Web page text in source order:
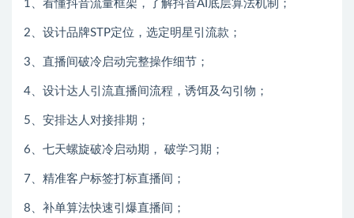
1、看懂抖音流量框架，了解抖音AI底层算法机制；
2、设计品牌STP定位，选定明星引流款；
3、直播间破冷启动完整操作细节；
4、设计达人引流直播间流程，诱饵及勾引物；
5、安排达人对接排期；
6、七天螺旋破冷启动期， 破学习期；
7、精准客户标签打标直播间；
8、补单算法快速引爆直播间；